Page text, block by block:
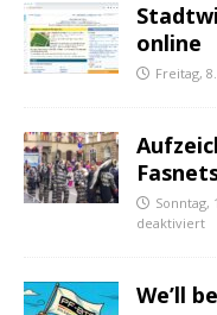
online
Freitag,
Sonntag,
deaktiviert
We’ll